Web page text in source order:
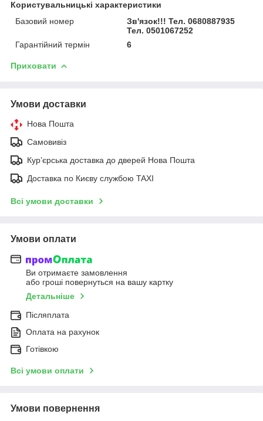
Користувальницькі характеристики
Базовий номер
Зв'язок!!! Тел. 0680887935
Тел. 0501067252
Гарантійний термін
6
Приховати
Умови доставки
Нова Пошта
Самовивіз
Курʼєрська доставка до дверей Нова Пошта
Доставка по Києву службою TAXI
Всі умови доставки
Умови оплати
Ви отримаєте замовлення
або гроші повернуться на вашу картку
Детальніше
Післяплата
Оплата на рахунок
Готівкою
Всі умови оплати
Умови повернення